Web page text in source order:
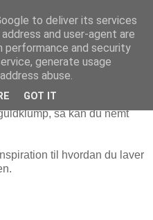
det selv
Uanset om du er gravid
så kan du nemt
til hvordan du laver
to deliver its services
and user-agent are
performance and security
generate usage
abuse.
GOT IT